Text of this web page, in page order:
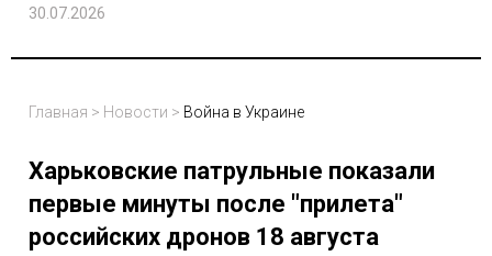
30.07.2026
Главная > Новости > Война в Украине
Харьковские патрульные показали
первые минуты после "прилета"
российских дронов 18 августа